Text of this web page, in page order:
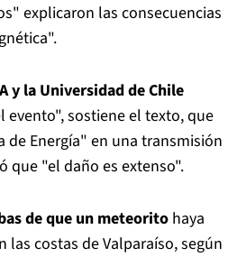
explicaron las consecuencias
y la Universidad de Chile
evento", sostiene el texto, que
de Energía" en una transmisión
que "el daño es extenso".
de que un meteorito haya
las costas de Valparaíso, según